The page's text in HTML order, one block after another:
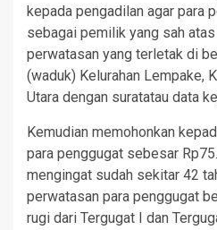
kepada pengadilan agar para
sebagai pemilik yang sah atas
perwatasan yang terletak di
(waduk) Kelurahan Lempake,
Utara dengan suratatau data
Kemudian memohonkan
para penggugat sebesar
mengingat sudah sekitar 42
perwatasan para penggugat
rugi dari Tergugat I dan